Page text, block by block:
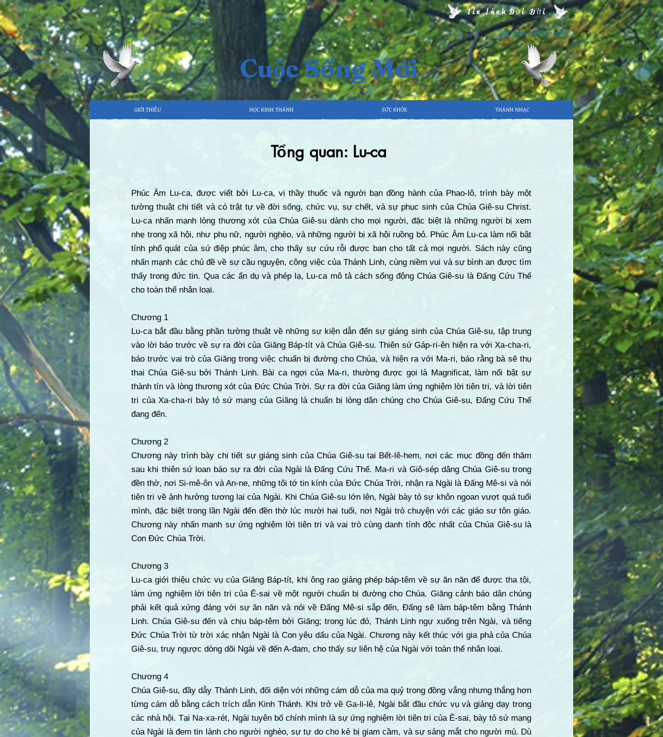
Tin Lành Đời Đời
( Divine Life Ministry )
Cuộc Sống Mới
GIỚI THIỆU HỌC KINH THÁNH SỨC KHỎE THÁNH NHẠC
Tổng quan: Lu-ca
Phúc Âm Lu-ca, được viết bởi Lu-ca, vị thầy thuốc và người bạn đồng hành của Phao-lô, trình bày một
tường thuật chi tiết và có trật tự về đời sống, chức vụ, sự chết, và sự phục sinh của Chúa Giê-su Christ.
Lu-ca nhấn mạnh lòng thương xót của Chúa Giê-su dành cho mọi người, đặc biệt là những người bị xem
nhẹ trong xã hội, như phụ nữ, người nghèo, và những người bị xã hội ruồng bỏ. Phúc Âm Lu-ca làm nổi bật
tính phổ quát của sứ điệp phúc âm, cho thấy sự cứu rỗi được ban cho tất cả mọi người. Sách này cũng
nhấn mạnh các chủ đề về sự cầu nguyện, công việc của Thánh Linh, cùng niềm vui và sự bình an được tìm
thấy trong đức tin. Qua các ẩn dụ và phép lạ, Lu-ca mô tả cách sống động Chúa Giê-su là Đấng Cứu Thế
cho toàn thể nhân loại.
Chương 1
Lu-ca bắt đầu bằng phần tường thuật về những sự kiện dẫn đến sự giáng sinh của Chúa Giê-su, tập trung
vào lời báo trước về sự ra đời của Giăng Báp-tít và Chúa Giê-su. Thiên sứ Gáp-ri-ên hiện ra với Xa-cha-ri,
báo trước vai trò của Giăng trong việc chuẩn bị đường cho Chúa, và hiện ra với Ma-ri, báo rằng bà sẽ thụ
thai Chúa Giê-su bởi Thánh Linh. Bài ca ngợi của Ma-ri, thường được gọi là Magnificat, làm nổi bật sự
thành tín và lòng thương xót của Đức Chúa Trời. Sự ra đời của Giăng làm ứng nghiệm lời tiên tri, và lời tiên
tri của Xa-cha-ri bày tỏ sứ mạng của Giăng là chuẩn bị lòng dân chúng cho Chúa Giê-su, Đấng Cứu Thế
đang đến.
Chương 2
Chương này trình bày chi tiết sự giáng sinh của Chúa Giê-su tại Bết-lê-hem, nơi các mục đồng đến thăm
sau khi thiên sứ loan báo sự ra đời của Ngài là Đấng Cứu Thế. Ma-ri và Giô-sép dâng Chúa Giê-su trong
đền thờ, nơi Si-mê-ôn và An-ne, những tôi tớ tin kính của Đức Chúa Trời, nhận ra Ngài là Đấng Mê-si và nói
tiên tri về ảnh hưởng tương lai của Ngài. Khi Chúa Giê-su lớn lên, Ngài bày tỏ sự khôn ngoan vượt quá tuổi
mình, đặc biệt trong lần Ngài đến đền thờ lúc mười hai tuổi, nơi Ngài trò chuyện với các giáo sư tôn giáo.
Chương này nhấn mạnh sự ứng nghiệm lời tiên tri và vai trò cùng danh tính độc nhất của Chúa Giê-su là
Con Đức Chúa Trời.
Chương 3
Lu-ca giới thiệu chức vụ của Giăng Báp-tít, khi ông rao giảng phép báp-têm về sự ăn năn để được tha tội,
làm ứng nghiệm lời tiên tri của Ê-sai về một người chuẩn bị đường cho Chúa. Giăng cảnh báo dân chúng
phải kết quả xứng đáng với sự ăn năn và nói về Đấng Mê-si sắp đến, Đấng sẽ làm báp-têm bằng Thánh
Linh. Chúa Giê-su đến và chịu báp-têm bởi Giăng; trong lúc đó, Thánh Linh ngự xuống trên Ngài, và tiếng
Đức Chúa Trời từ trời xác nhận Ngài là Con yêu dấu của Ngài. Chương này kết thúc với gia phả của Chúa
Giê-su, truy ngược dòng dõi Ngài về đến A-đam, cho thấy sự liên hệ của Ngài với toàn thể nhân loại.
Chương 4
Chúa Giê-su, đầy dẫy Thánh Linh, đối diện với những cám dỗ của ma quỷ trong đồng vắng nhưng thắng hơn
từng cám dỗ bằng cách trích dẫn Kinh Thánh. Khi trở về Ga-li-lê, Ngài bắt đầu chức vụ và giảng dạy trong
các nhà hội. Tại Na-xa-rét, Ngài tuyên bố chính mình là sự ứng nghiệm lời tiên tri của Ê-sai, bày tỏ sứ mạng
của Ngài là đem tin lành cho người nghèo, sự tự do cho kẻ bị giam cầm, và sự sáng mắt cho người mù. Dù